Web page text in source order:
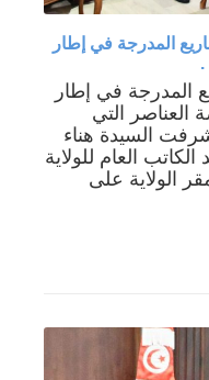
المدرجة في إطار
.
المدرجة في إطار
العناصر التي
السيدة هناء
العام للولاية
الثلاثاء 22 أكتوبر 2024 بمقر الولاية على